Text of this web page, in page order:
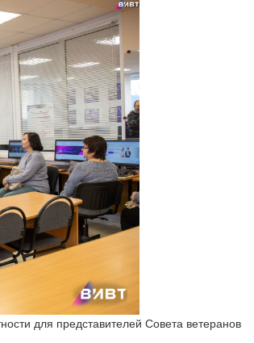
для представителей Совета ветеранов